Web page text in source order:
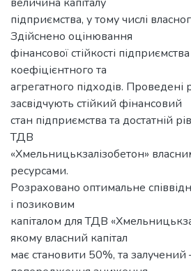
підприємства, у тому числі
Здійснено оцінювання
фінансової стійкості
коефіцієнтного та
агрегатного підходів. Проведені
засвідчують стійкий фінансовий
стан підприємства та достатній
ТДВ
«Хмельницькзалізобетон»
ресурсами.
Розраховано оптимальне
і позиковим
капіталом для ТДВ
якому власний капітал
має становити 50%, та